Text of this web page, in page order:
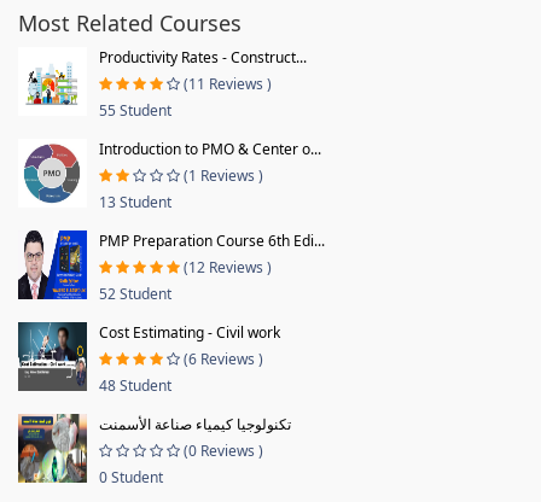
Most Related Courses
Productivity Rates - Construct...
(11 Reviews )
55 Student
Introduction to PMO & Center o...
(1 Reviews )
13 Student
PMP Preparation Course 6th Edi...
(12 Reviews )
52 Student
Cost Estimating - Civil work
(6 Reviews )
48 Student
تكنولوجيا كيمياء صناعة الأسمنت
(0 Reviews )
0 Student